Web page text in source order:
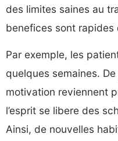
des limites saines au
benefices sont rapides
Par exemple, les
quelques semaines.
motivation reviennent
l’esprit se libere des
Ainsi, de nouvelles